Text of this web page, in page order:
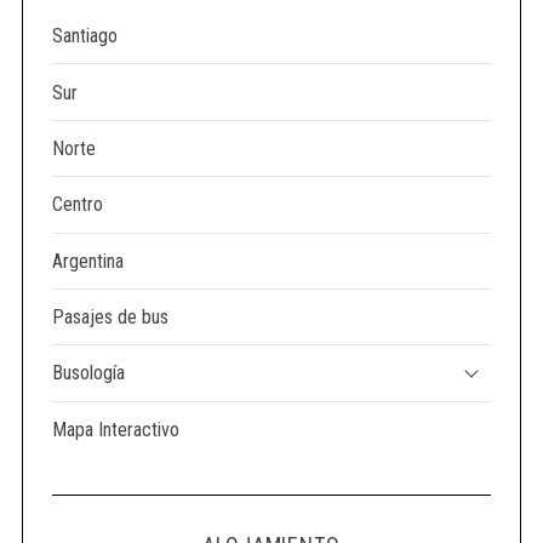
Santiago
Sur
Norte
Centro
Argentina
Pasajes de bus
Busología
Mapa Interactivo